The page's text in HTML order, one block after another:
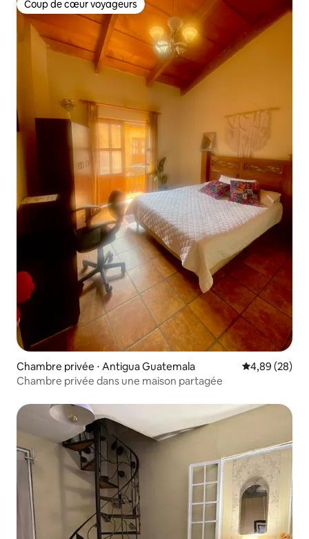
Coup de cœur voyageurs
Coup de cœur voyageurs
Chambre privée ⋅ Antigua Guatemala Évaluation
4,89 (28)
Chambre privée dans une maison partagée